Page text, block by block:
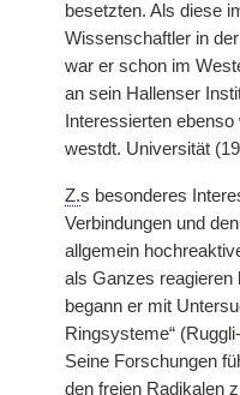
besetzten. Als diese
Wissenschaftler in
war er schon im
an sein Hallenser
Interessierten
westdt. Universität
Z.s besonderes
Verbindungen und
allgemein
als Ganzes reagieren
begann er mit
Ringsysteme“ (Ruggli-
Seine Forschungen
den freien Radikalen